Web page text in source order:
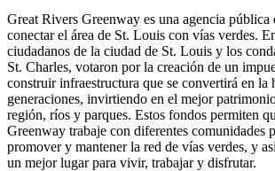
Great Rivers Greenway es una agencia pública
conectar el área de St. Louis con vías verdes.
ciudadanos de la ciudad de St. Louis y los
St. Charles, votaron por la creación de un
construir infraestructura que se convertirá en la
generaciones, invirtiendo en el mejor
región, ríos y parques. Estos fondos permiten
Greenway trabaje con diferentes comunidades
promover y mantener la red de vías verdes, y
un mejor lugar para vivir, trabajar y disfrutar.